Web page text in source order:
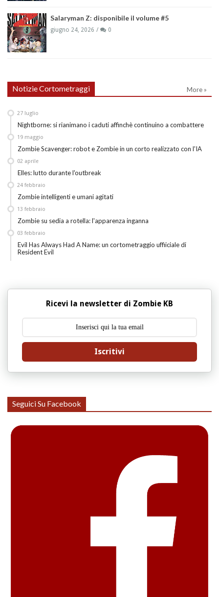
Salaryman Z: disponibile il volume #5
giugno 24, 2026 0
Notizie Cortometraggi More »
Nightborne: si rianimano i caduti affinchè continuino a combattere
27 luglio
Zombie Scavenger: robot e Zombie in un corto realizzato con l'IA
19 maggio
Elles: lutto durante l'outbreak
02 aprile
Zombie intelligenti e umani agitati
24 febbraio
Zombie su sedia a rotella: l'apparenza inganna
13 febbraio
Evil Has Always Had A Name: un cortometraggio uffiiciale di
Resident Evil
03 febbraio
Ricevi la newsletter di Zombie KB
Iscritivi
Seguici Su Facebook